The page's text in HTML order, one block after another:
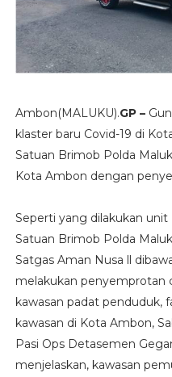
Ambon(MALUKU).GP –
klaster baru Covid-19 di
Satuan Brimob Polda
Kota Ambon dengan
Seperti yang dilakukan unit
Satuan Brimob Polda
Satgas Aman Nusa ll
melakukan penyemprotan
kawasan padat penduduk,
kawasan di Kota Ambon,
Pasi Ops Detasemen
menjelaskan, kawasan